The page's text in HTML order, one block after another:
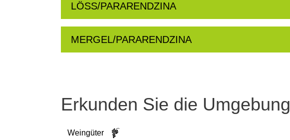
LÖSS/PARARENDZINA
MERGEL/PARARENDZINA
Erkunden Sie die Umgebung
Weingüter